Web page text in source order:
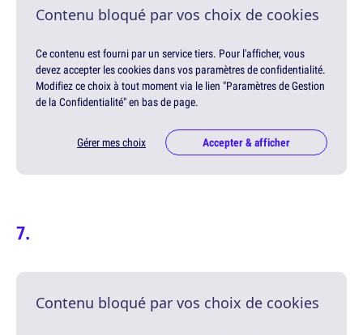
Contenu bloqué par vos choix de cookies
Ce contenu est fourni par un service tiers. Pour l'afficher, vous
devez accepter les cookies dans vos paramètres de confidentialité.
Modifiez ce choix à tout moment via le lien "Paramètres de Gestion
de la Confidentialité" en bas de page.
Gérer mes choix Accepter & afficher
Contenu bloqué par vos choix de cookies